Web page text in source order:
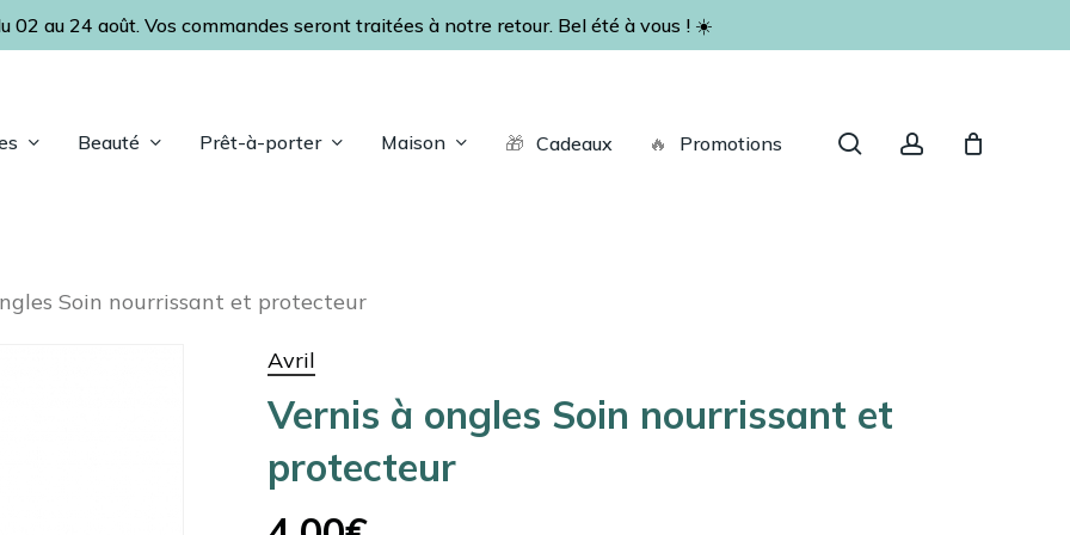
02 au 24 août. Vos commandes seront traitées à notre retour. Bel été à vous ! ☀️
pour fermer
Beauté Prêt-à-porter Maison 🎁 Cadeaux 🔥 Promotions rechercheaccount
Panier Fermer
Soin nourrissant et protecteur
Avril
Vernis à ongles Soin nourrissant et
protecteur